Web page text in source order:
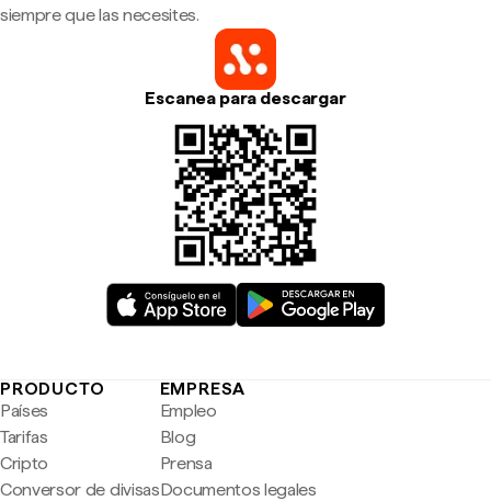
siempre que las necesites.
Escanea para descargar
PRODUCTO
Países
Tarifas
Cripto
Conversor de divisas
EMPRESA
Empleo
Blog
Prensa
Documentos legales